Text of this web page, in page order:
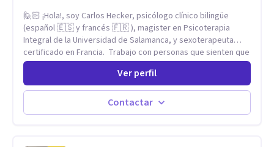
🙋🏻 ¡Hola!, soy Carlos Hecker, psicólogo clínico bilingüe
(español 🇪🇸 y francés 🇫🇷 ), magister en Psicoterapia
Integral de la Universidad de Salamanca, y sexoterapeuta
certificado en Francia. Trabajo con personas que sienten que
algo en su vida dejó de calzar: ansiedad que se desborda,
tristeza que no se va, duelos que se alargan, relaciones que
repiten el mismo patrón o preguntas en torno a la sexualidad
y la identidad que necesitan un espacio seguro para ser
habladas. Mi orientación teórica integra una mirada
Ver perfil
Contactar